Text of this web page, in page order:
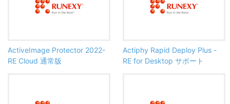
ActiveImage Protector 2022-
RE Cloud 通常版
Actiphy Rapid Deploy Plus -
RE for Desktop サポート